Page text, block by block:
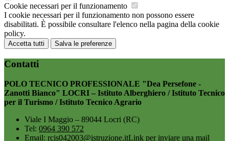
Cookie necessari per il funzionamento
I cookie necessari per il funzionamento non possono essere
disabilitati. È possibile consultare l'elenco nella pagina della cookie
policy.
Accetta tutti Salva le preferenze
Contatti
POLO TECNICO PROFESSIONALE "Dea Persefone -
Zanotti Bianco" LOCRI – Istituto Alberghiero / Istituto Tecnico
per il Turismo / Istituto Tecnico Agrario
Viale I Maggio – 89044 Locri (RC)
Tel: 0964 390 572
Email: rcis042003@istruzione.itLink per inviare una mail